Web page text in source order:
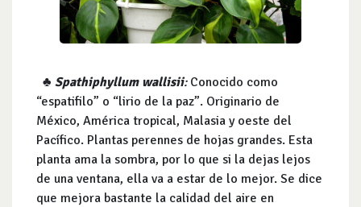
♣ Spathiphyllum wallisii: Conocido como
“espatifilo” o “lirio de la paz”. Originario de
México, América tropical, Malasia y oeste del
Pacífico. Plantas perennes de hojas grandes. Esta
planta ama la sombra, por lo que si la dejas lejos
de una ventana, ella va a estar de lo mejor. Se dice
que mejora bastante la calidad del aire en